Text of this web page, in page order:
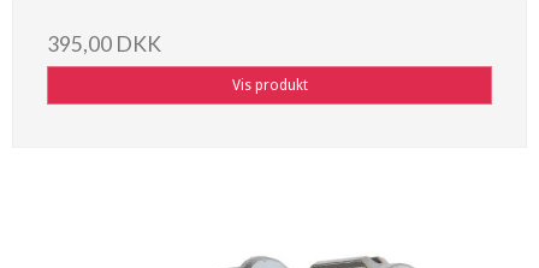
395,00 DKK
Vis produkt